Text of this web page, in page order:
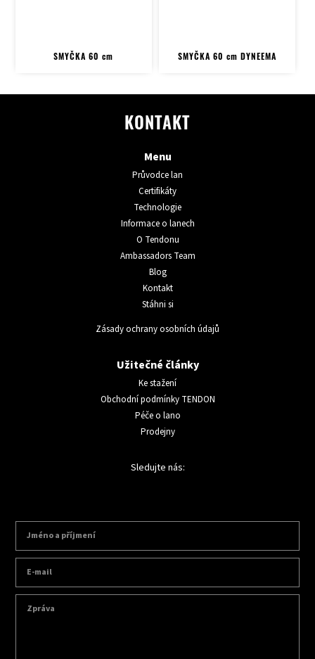
SMYČKA 60 cm SMYČKA 60 cm DYNEEMA
KONTAKT
Menu
Průvodce lan
Certifikáty
Technologie
Informace o lanech
O Tendonu
Ambassadors Team
Blog
Kontakt
Stáhni si
Zásady ochrany osobních údajů
Užitečné články
Ke stažení
Obchodní podmínky TENDON
Péče o lano
Prodejny
Sledujte nás: